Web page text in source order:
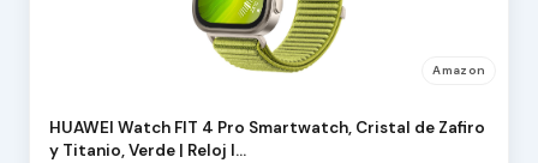
Amazon
HUAWEI Watch FIT 4 Pro Smartwatch, Cristal de Zafiro
y Titanio, Verde | Reloj I…